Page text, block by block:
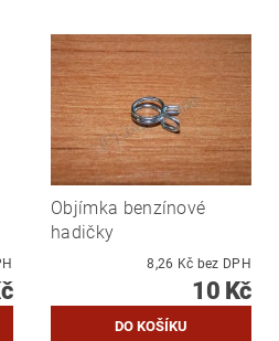
Objímka benzínové
hadičky
8,26 Kč bez DPH
10 Kč